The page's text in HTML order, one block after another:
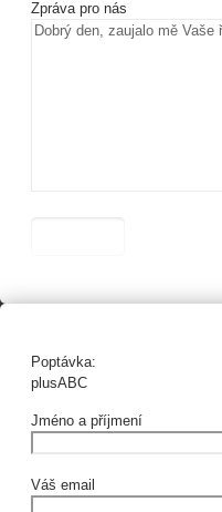
Zpráva pro nás
Poptávka:
plusABC
Jméno a příjmení
Váš email